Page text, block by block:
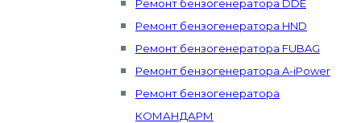
Ремонт бензогенератора DDE
Ремонт бензогенератора HND
Ремонт бензогенератора FUBAG
Ремонт бензогенератора A-iPower
Ремонт бензогенератора
КОМАНДАРМ